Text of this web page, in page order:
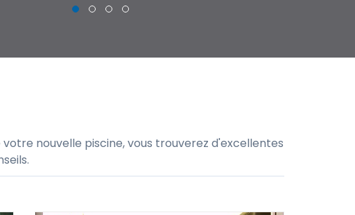
nouvelle piscine, vous trouverez d'excellentes